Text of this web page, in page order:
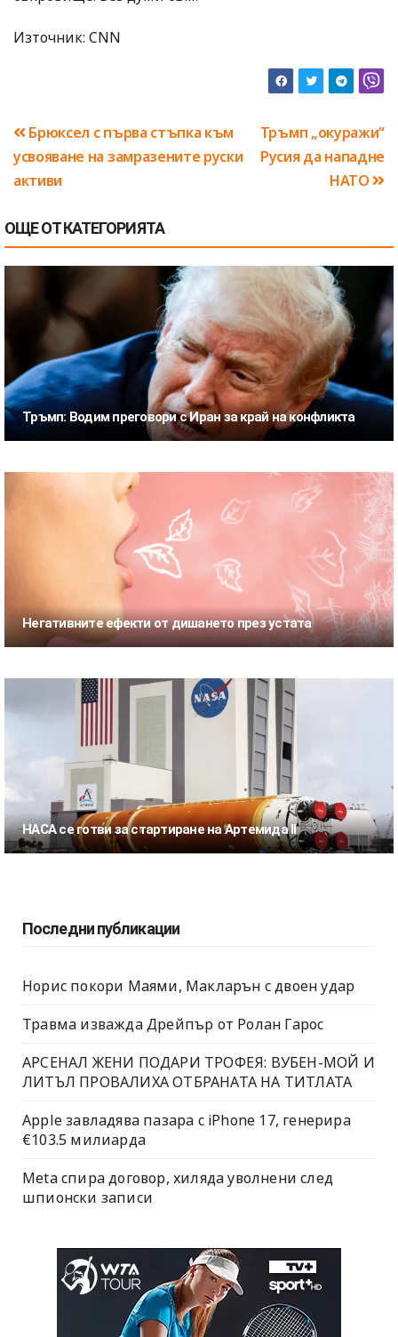
Източник: CNN
Навигация
Тръмп „окуражи“
Русия да нападне
НАТО
Брюксел с първа стъпка към
усвояване на замразените руски
активи
ОЩЕ ОТ КАТЕГОРИЯТА
Тръмп: Водим преговори с Иран за край на конфликта
Негативните ефекти от дишането през устата
НАСА се готви за стартиране на Артемида II
Последни публикации
Норис покори Маями, Макларън с двоен удар
Травма изважда Дрейпър от Ролан Гарос
АРСЕНАЛ ЖЕНИ ПОДАРИ ТРОФЕЯ: ВУБЕН-МОЙ И
ЛИТЪЛ ПРОВАЛИХА ОТБРАНАТА НА ТИТЛАТА
Apple завладява пазара с iPhone 17, генерира
€103.5 милиарда
Meta спира договор, хиляда уволнени след
шпионски записи